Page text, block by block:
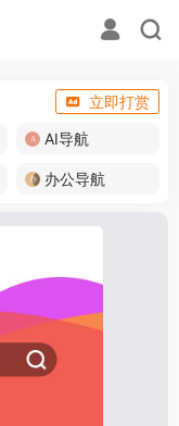
立即打赏
AI导航
办公导航